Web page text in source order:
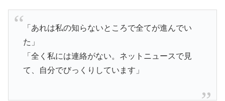
「あれは私の知らないところで全てが進んでい
た」
「全く私には連絡がない。ネットニュースで見
て、自分でびっくりしています」